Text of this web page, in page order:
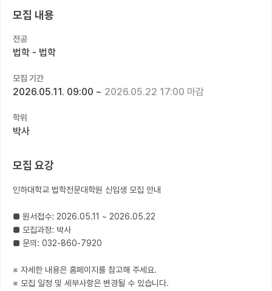
전공별 모집 정보
국내대학원 정보
연구실&오픈랩
커리어
재팬라운지 🌸
모집 내용
전공
법학 - 법학
모집 기간
2026.05.11. 09:00 ~ 2026.05.22 17:00 마감
학위
박사
모집 요강
인하대학교 법학전문대학원 신입생 모집 안내
■ 원서접수: 2026.05.11 ~ 2026.05.22
■ 모집과정: 박사
■ 문의: 032-860-7920
※ 자세한 내용은 홈페이지를 참고해 주세요.
※ 모집 일정 및 세부사항은 변경될 수 있습니다.